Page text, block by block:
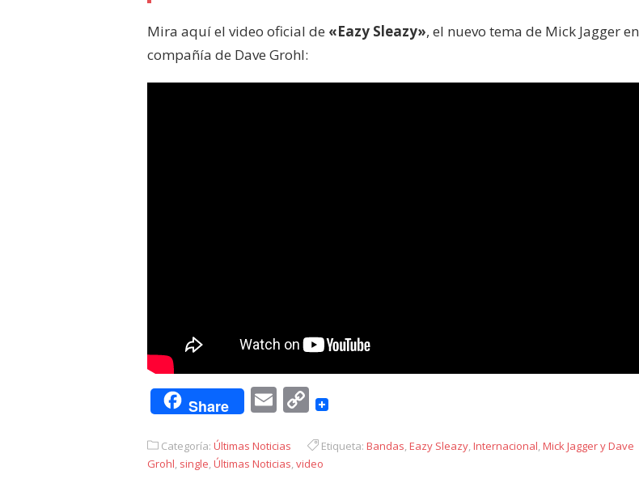
Mira aquí el video oficial de «Eazy Sleazy», el nuevo tema de Mick Jagger en
compañía de Dave Grohl:
Share EmailCopy
Categoría: Últimas Noticias Etiqueta: Bandas,Eazy Sleazy,Internacional,Mick Jagger y Dave
Grohl, single,Últimas Noticias,video